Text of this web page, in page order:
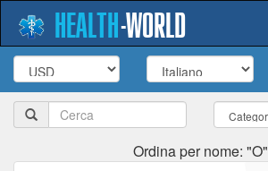
HEALTH-WORLD
Ordina per nome: "O"